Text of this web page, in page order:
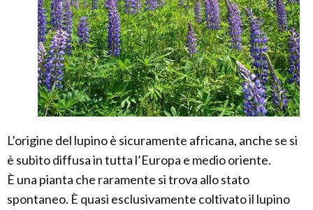
L’origine del lupino è sicuramente africana, anche se si
è subito diffusa in tutta l’Europa e medio oriente.
È una pianta che raramente si trova allo stato
spontaneo. È quasi esclusivamente coltivato il lupino